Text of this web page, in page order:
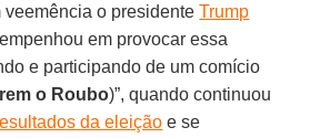
veemência o presidenteTrump
em provocar essa
e participando de um comício
o Roubo)”, quando continuou
da eleição e se